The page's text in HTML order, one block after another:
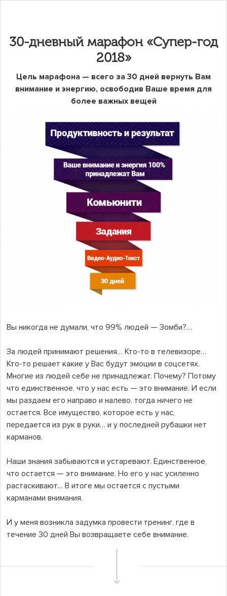
30-дневный марафон «Супер-год
2018»
Цель марафона — всего за 30 дней вернуть Вам
внимание и энергию, освободив Ваше время для
более важных вещей
Вы никогда не думали, что 99% людей — Зомби?…
За людей принимают решения… Кто-то в телевизоре…
Кто-то решает какие у Вас будут эмоции в соцсетях.
Многие из людей себе не принадлежат. Почему? Потому
что единственное, что у нас есть — это внимание. И если
мы раздаем его направо и налево, тогда ничего не
остается. Все имущество, которое есть у нас,
передается из рук в руки… и у последней рубашки нет
карманов.
Наши знания забываются и устаревают. Единственное,
что остается — это внимание. Но его у нас усиленно
растаскивают… В итоге мы остается с пустыми
карманами внимания.
И у меня возникла задумка провести тренинг, где в
течение 30 дней Вы возвращаете себе внимание.